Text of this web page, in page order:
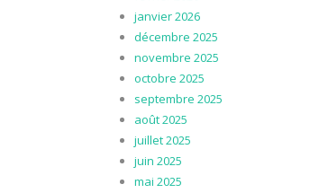
janvier 2026
décembre 2025
novembre 2025
octobre 2025
septembre 2025
août 2025
juillet 2025
juin 2025
mai 2025